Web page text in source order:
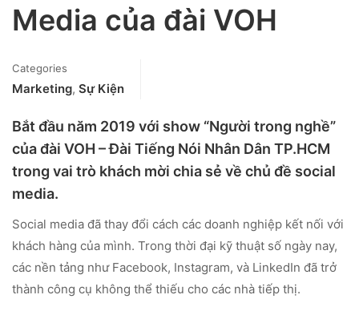
Media của đài VOH
Categories
Marketing, Sự Kiện
Bắt đầu năm 2019 với show “Người trong nghề”
của đài VOH – Đài Tiếng Nói Nhân Dân TP.HCM
trong vai trò khách mời chia sẻ về chủ đề social
media.
Social media đã thay đổi cách các doanh nghiệp kết nối với
khách hàng của mình. Trong thời đại kỹ thuật số ngày nay,
các nền tảng như Facebook, Instagram, và LinkedIn đã trở
thành công cụ không thể thiếu cho các nhà tiếp thị.